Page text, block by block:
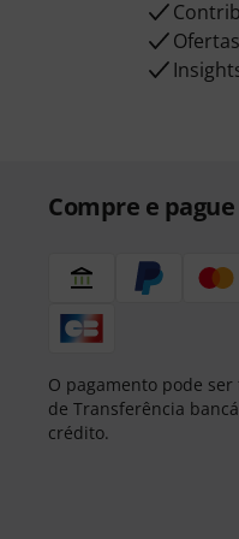
Ofertas
Compre e
O pagamento pode
de Transferência
crédito.